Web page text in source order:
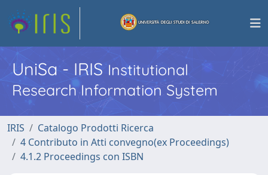
UniSa - IRISInstitutional
Research Information System
IRIS
Catalogo Prodotti Ricerca
4 Contributo in Atti convegno(ex Proceedings)
4.1.2 Proceedings con ISBN